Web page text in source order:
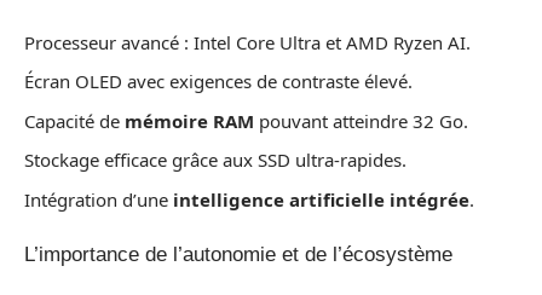
Processeur avancé : Intel Core Ultra et AMD Ryzen AI.
Écran OLED avec exigences de contraste élevé.
Capacité de mémoire RAM pouvant atteindre 32 Go.
Stockage efficace grâce aux SSD ultra-rapides.
Intégration d’une intelligence artificielle intégrée.
L’importance de l’autonomie et de l’écosystème